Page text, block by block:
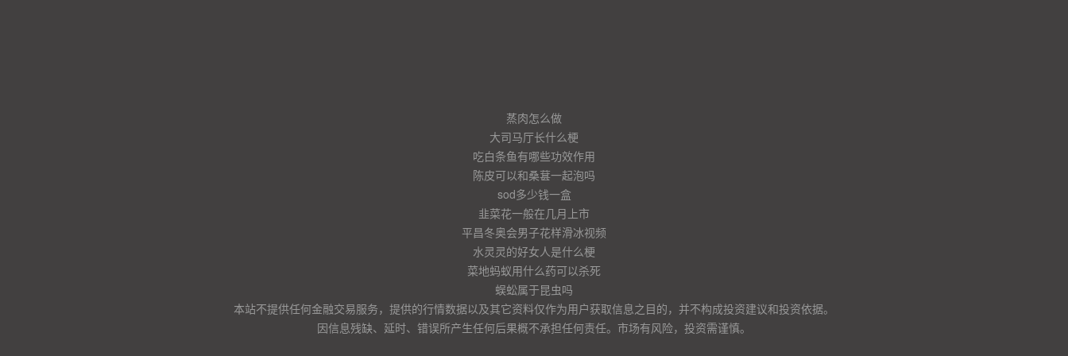
蒸肉怎么做
大司马厅长什么梗
吃白条鱼有哪些功效作用
陈皮可以和桑葚一起泡吗
sod多少钱一盒
韭菜花一般在几月上市
平昌冬奥会男子花样滑冰视频
水灵灵的好女人是什么梗
菜地蚂蚁用什么药可以杀死
蜈蚣属于昆虫吗
本站不提供任何金融交易服务，提供的行情数据以及其它资料仅作为用户获取信息之目的，并不构成投资建议和投资依据。
因信息残缺、延时、错误所产生任何后果概不承担任何责任。市场有风险，投资需谨慎。